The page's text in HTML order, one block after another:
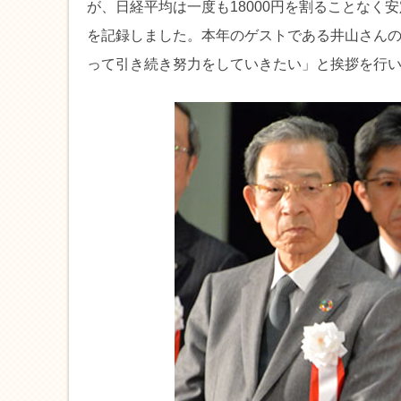
が、日経平均は一度も18000円を割ることなく
を記録しました。本年のゲストである井山さん
って引き続き努力をしていきたい」と挨拶を行